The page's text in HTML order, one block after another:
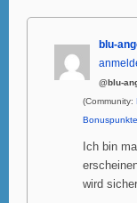
blu-
@blu-
(Community:
Bonuspunkte
Ich bin
wird